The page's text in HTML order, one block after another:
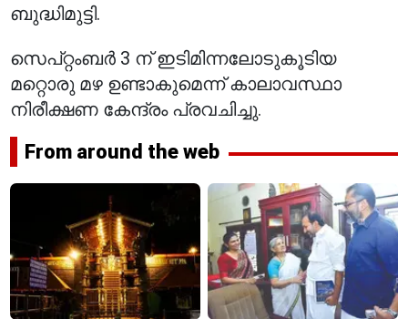
ബുദ്ധിമുട്ടി.
സെപ്റ്റംബർ 3 ന് ഇടിമിന്നലോടുകൂടിയ
മറ്റൊരു മഴ ഉണ്ടാകുമെന്ന് കാലാവസ്ഥാ
നിരീക്ഷണ കേന്ദ്രം പ്രവചിച്ചു.
From around the web